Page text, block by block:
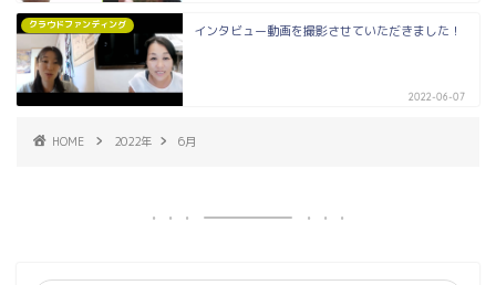
クラウドファンディング インタビュー動画を撮影させていただきました！
2022-06-07
HOME 2022年 6月